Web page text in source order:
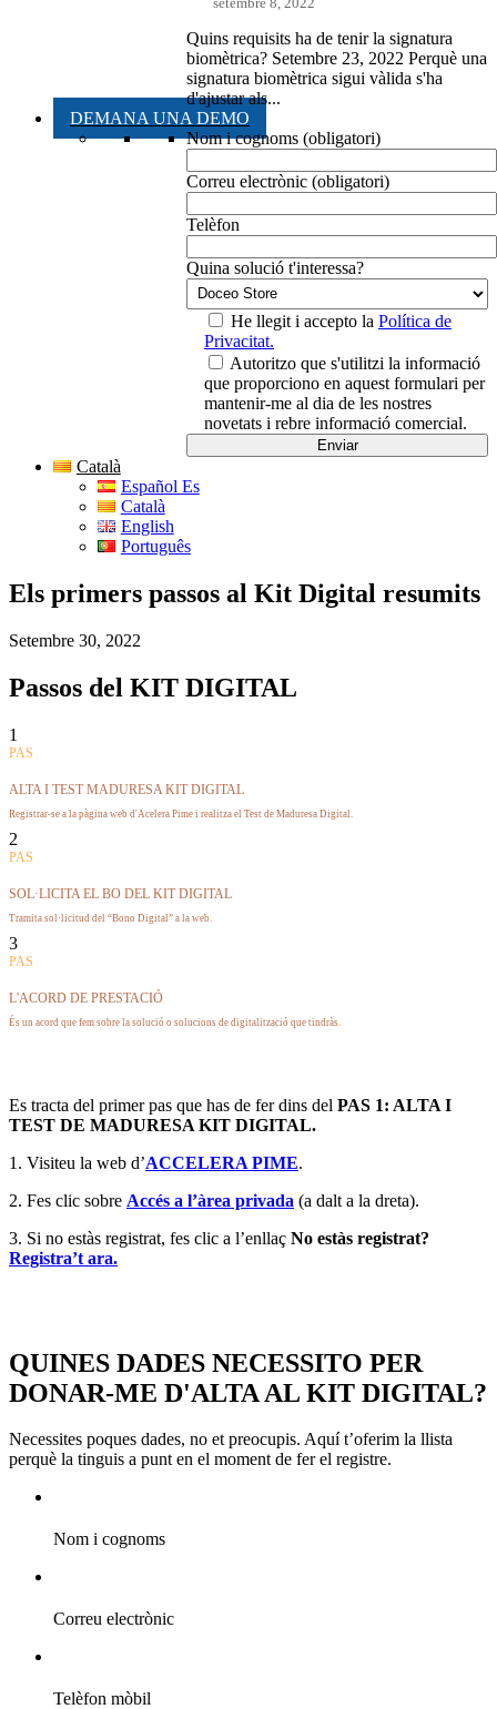
Quins requisits ha de tenir la signatura
biomètrica? Setembre 23, 2022 Perquè una
signatura biomètrica sigui vàlida s'ha
d'ajustar als...
DEMANA UNA DEMO
Nom i cognoms (obligatori)
Correu electrònic (obligatori)
Telèfon
Quina solució t'interessa?
He llegit i accepto la Política de
Privacitat.
Autoritzo que s'utilitzi la informació
que proporciono en aquest formulari per
mantenir-me al dia de les nostres
novetats i rebre informació comercial.
Català
Español Es
Català
English
Português
Els primers passos al Kit Digital resumits
Setembre 30, 2022
Passos del KIT DIGITAL
1
PAS
ALTA I TEST MADURESA KIT DIGITAL
Registrar-se a la pàgina web d'Acelera Pime i realitza el Test de Maduresa Digital.
2
PAS
SOL·LICITA EL BO DEL KIT DIGITAL
Tramita sol·licitud del “Bono Digital” a la web.
3
PAS
L'ACORD DE PRESTACIÓ
És un acord que fem sobre la solució o solucions de digitalització que tindràs.
Es tracta del primer pas que has de fer dins del PAS 1: ALTA I
TEST DE MADURESA KIT DIGITAL.
1. Visiteu la web d’ACCELERA PIME.
2. Fes clic sobre Accés a l’àrea privada (a dalt a la dreta).
3. Si no estàs registrat, fes clic a l’enllaç No estàs registrat?
Registra’t ara.
QUINES DADES NECESSITO PER
DONAR-ME D'ALTA AL KIT DIGITAL?
Necessites poques dades, no et preocupis. Aquí t’oferim la llista
perquè la tinguis a punt en el moment de fer el registre.
Nom i cognoms
Correu electrònic
Telèfon mòbil